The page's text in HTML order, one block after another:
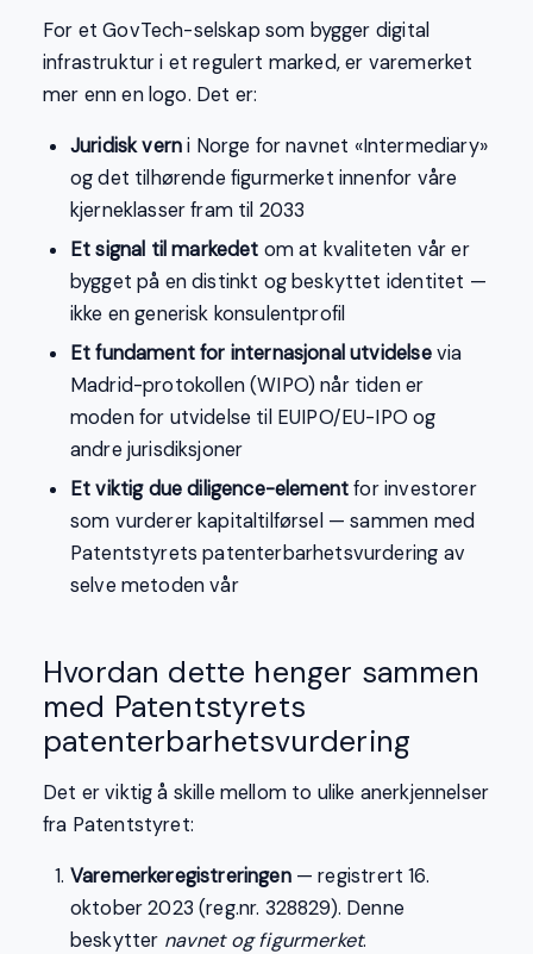
For et GovTech-selskap som bygger digital
infrastruktur i et regulert marked, er varemerket
mer enn en logo. Det er:
Juridisk verni Norge for navnet «Intermediary»
og det tilhørende figurmerket innenfor våre
kjerneklasser fram til 2033
Et signal til markedet om at kvaliteten vår er
bygget på en distinkt og beskyttet identitet —
ikke en generisk konsulentprofil
Et fundament for internasjonal utvidelsevia
Madrid-protokollen (WIPO) når tiden er
moden for utvidelse til EUIPO/EU-IPO og
andre jurisdiksjoner
Et viktig due diligence-elementfor investorer
som vurderer kapitaltilførsel — sammen med
Patentstyrets patenterbarhetsvurdering av
selve metoden vår
Hvordan dette henger sammen
med Patentstyrets
patenterbarhetsvurdering
Det er viktig å skille mellom to ulike anerkjennelser
fra Patentstyret:
Varemerkeregistreringen— registrert 16.
oktober 2023 (reg.nr. 328829). Denne
beskytter navnet og figurmerket.